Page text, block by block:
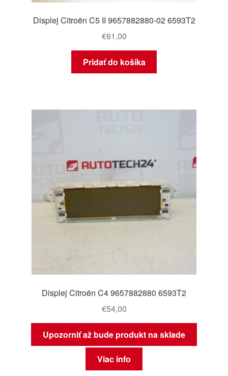
Displej Citroën C5 II 9657882880-02 6593T2
€61,00
Pridať do košíka
Displej Citroën C4 9657882880 6593T2
€54,00
Upozorniť až bude produkt na sklade
Viac info